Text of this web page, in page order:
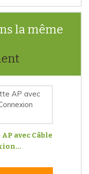
la même
avec Câble